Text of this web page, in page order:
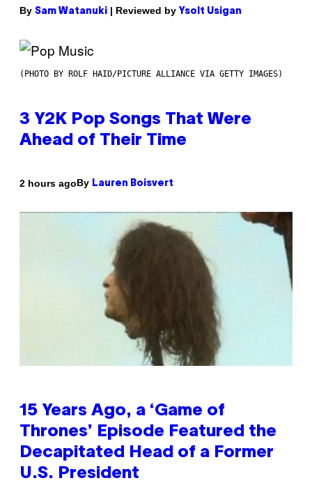
By Sam Watanuki | Reviewed by Ysolt Usigan
(PHOTO BY ROLF HAID/PICTURE ALLIANCE VIA GETTY IMAGES)
3 Y2K Pop Songs That Were
Ahead of Their Time
2 hours agoBy Lauren Boisvert
15 Years Ago, a ‘Game of
Thrones’ Episode Featured the
Decapitated Head of a Former
U.S. President